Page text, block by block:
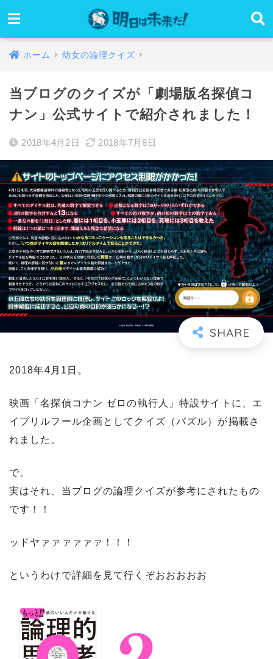
ホーム 幼女の論理クイズ
当ブログのクイズが「劇場版名探偵コ
ナン」公式サイトで紹介されました！
2018年4月2日 2018年7月8日
2018年4月1日。
映画「名探偵コナン ゼロの執行人」特設サイトに、エ
イプリルフール企画としてクイズ（パズル）が掲載さ
れました。
で。
実はそれ、当ブログの論理クイズが参考にされたもの
です！！
ッドヤァァァァァァ！！！
というわけで詳細を見て行くぞおおおおお